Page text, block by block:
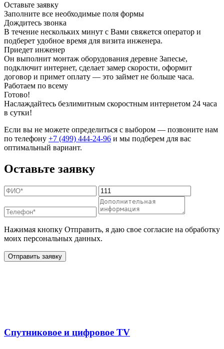
Оставьте заявку
Заполните все необходимые поля формы
Дождитесь звонка
В течение нескольких минут с Вами свяжется оператор и
подберет удобное время для визита инженера.
Приедет инженер
Он выполнит монтаж оборудования деревне Запесье,
подключит интернет, сделает замер скорости, оформит
договор и примет оплату — это займет не больше часа.
Работаем по всему
Готово!
Наслаждайтесь безлимитным скоростным интернетом 24 часа
в сутки!
Если вы не можете определиться с выбором — позвоните нам
по телефону +7 (499) 444-24-96 и мы подберем для вас
оптимальный вариант.
Оставьте заявку
Нажимая кнопку Отправить, я даю свое согласие на обработку
моих персональных данных.
Отправить заявку
Спутниковое и цифровое TV